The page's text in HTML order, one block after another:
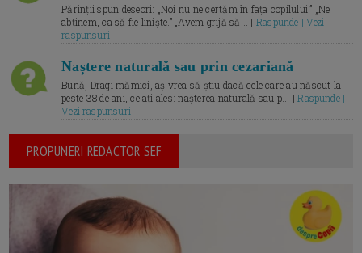
Părinții spun deseori: „Noi nu ne certăm în fața copilului.” „Ne
abținem, ca să fie liniște.” „Avem grijă să... | Raspunde | Vezi
raspunsuri
Naștere naturală sau prin cezariană
Bună, Dragi mămici, aș vrea să știu dacă cele care au născut la
peste 38 de ani, ce ați ales: nașterea naturală sau p... |Raspunde |
Vezi raspunsuri
PROPUNERI REDACTOR SEF